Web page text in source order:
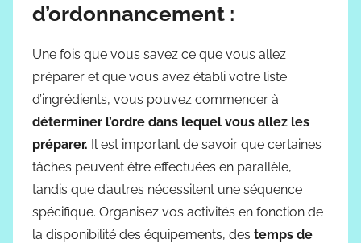
d’ordonnancement :
Une fois que vous savez ce que vous allez
préparer et que vous avez établi votre liste
d’ingrédients, vous pouvez commencer à
déterminer l’ordre dans lequel vous allez les
préparer. Il est important de savoir que certaines
tâches peuvent être effectuées en parallèle,
tandis que d’autres nécessitent une séquence
spécifique. Organisez vos activités en fonction de
la disponibilité des équipements, des temps de